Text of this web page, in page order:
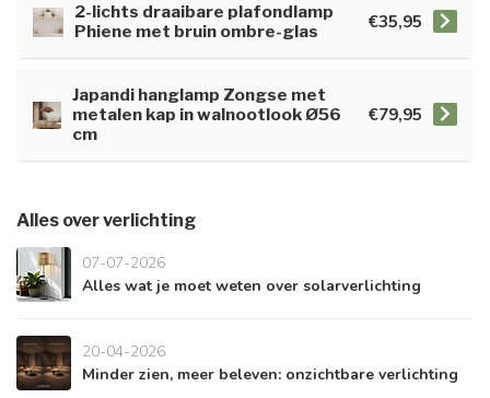
2-lichts draaibare plafondlamp
Phiene met bruin ombre-glas
€35,95
Japandi hanglamp Zongse met
metalen kap in walnootlook Ø56
cm
€79,95
Alles over verlichting
07-07-2026
Alles wat je moet weten over solarverlichting
20-04-2026
Minder zien, meer beleven: onzichtbare verlichting